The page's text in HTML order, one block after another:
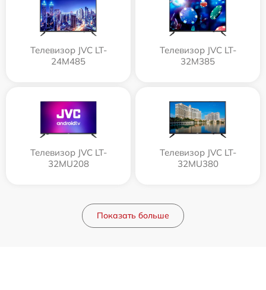
Телевизор JVC LT-
24M485
Телевизор JVC LT-
32M385
Телевизор JVC LT-
32MU208
Телевизор JVC LT-
32MU380
Показать больше